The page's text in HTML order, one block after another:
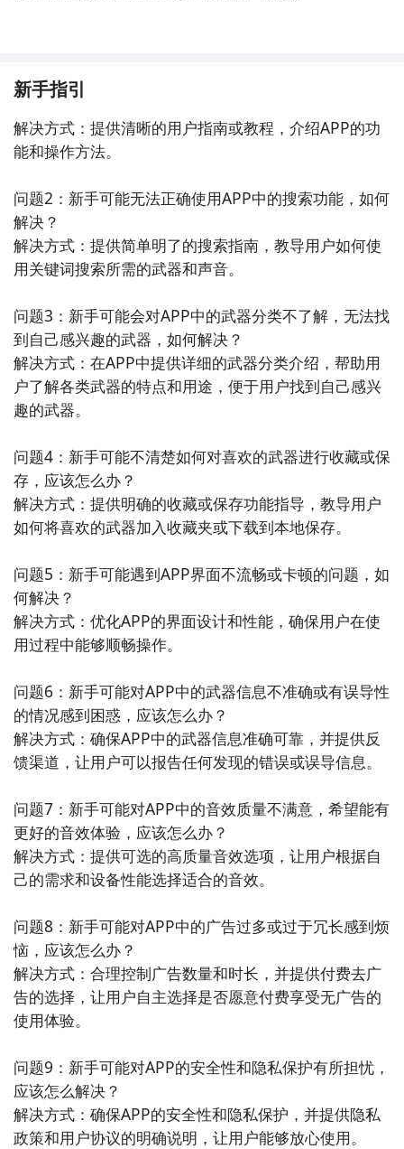
新手指引
解决方式：提供清晰的用户指南或教程，介绍APP的功
能和操作方法。
问题2：新手可能无法正确使用APP中的搜索功能，如何
解决？
解决方式：提供简单明了的搜索指南，教导用户如何使
用关键词搜索所需的武器和声音。
问题3：新手可能会对APP中的武器分类不了解，无法找
到自己感兴趣的武器，如何解决？
解决方式：在APP中提供详细的武器分类介绍，帮助用
户了解各类武器的特点和用途，便于用户找到自己感兴
趣的武器。
问题4：新手可能不清楚如何对喜欢的武器进行收藏或保
存，应该怎么办？
解决方式：提供明确的收藏或保存功能指导，教导用户
如何将喜欢的武器加入收藏夹或下载到本地保存。
问题5：新手可能遇到APP界面不流畅或卡顿的问题，如
何解决？
解决方式：优化APP的界面设计和性能，确保用户在使
用过程中能够顺畅操作。
问题6：新手可能对APP中的武器信息不准确或有误导性
的情况感到困惑，应该怎么办？
解决方式：确保APP中的武器信息准确可靠，并提供反
馈渠道，让用户可以报告任何发现的错误或误导信息。
问题7：新手可能对APP中的音效质量不满意，希望能有
更好的音效体验，应该怎么办？
解决方式：提供可选的高质量音效选项，让用户根据自
己的需求和设备性能选择适合的音效。
问题8：新手可能对APP中的广告过多或过于冗长感到烦
恼，应该怎么办？
解决方式：合理控制广告数量和时长，并提供付费去广
告的选择，让用户自主选择是否愿意付费享受无广告的
使用体验。
问题9：新手可能对APP的安全性和隐私保护有所担忧，
应该怎么解决？
解决方式：确保APP的安全性和隐私保护，并提供隐私
政策和用户协议的明确说明，让用户能够放心使用。